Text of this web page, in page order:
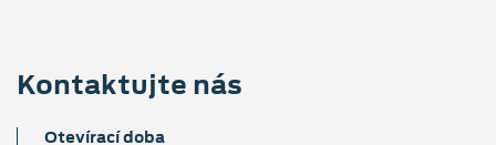
Kontaktujte nás
Otevírací doba